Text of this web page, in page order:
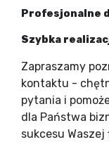
Profesjonalne
Szybka
Zapraszamy
kontaktu -
pytania i
dla Państwa
sukcesu